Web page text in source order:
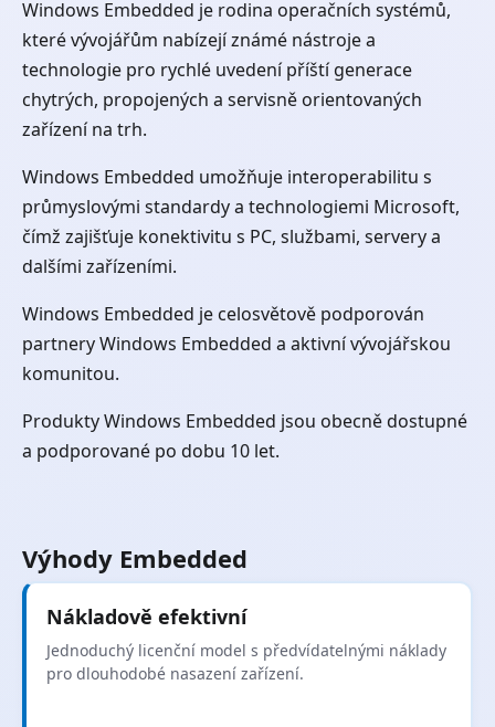
Windows Embedded je rodina operačních systémů,
které vývojářům nabízejí známé nástroje a
technologie pro rychlé uvedení příští generace
chytrých, propojených a servisně orientovaných
zařízení na trh.
Windows Embedded umožňuje interoperabilitu s
průmyslovými standardy a technologiemi Microsoft,
čímž zajišťuje konektivitu s PC, službami, servery a
dalšími zařízeními.
Windows Embedded je celosvětově podporován
partnery Windows Embedded a aktivní vývojářskou
komunitou.
Produkty Windows Embedded jsou obecně dostupné
a podporované po dobu 10 let.
Výhody Embedded
Nákladově efektivní
Jednoduchý licenční model s předvídatelnými náklady
pro dlouhodobé nasazení zařízení.